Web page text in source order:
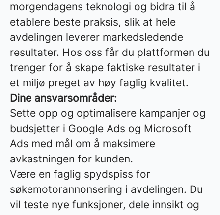
morgendagens teknologi og bidra til å
etablere beste praksis, slik at hele
avdelingen leverer markedsledende
resultater. Hos oss får du plattformen du
trenger for å skape faktiske resultater i
et miljø preget av høy faglig kvalitet.
Dine ansvarsområder:
Sette opp og optimalisere kampanjer og
budsjetter i Google Ads og Microsoft
Ads med mål om å maksimere
avkastningen for kunden.
Være en faglig spydspiss for
søkemotorannonsering i avdelingen. Du
vil teste nye funksjoner, dele innsikt og